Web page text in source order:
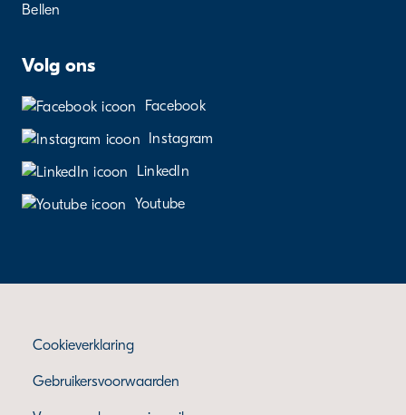
Bellen
Volg ons
Facebook
Instagram
LinkedIn
Youtube
Cookieverklaring
Gebruikersvoorwaarden